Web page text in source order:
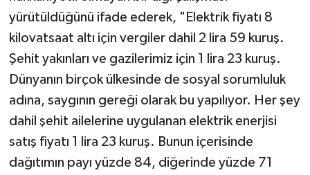
yürütüldüğünü ifade ederek, "Elektrik fiyatı 8
kilovatsaat altı için vergiler dahil 2 lira 59 kuruş.
Şehit yakınları ve gazilerimiz için 1 lira 23 kuruş.
Dünyanın birçok ülkesinde de sosyal sorumluluk
adına, saygının gereği olarak bu yapılıyor. Her şey
dahil şehit ailelerine uygulanan elektrik enerjisi
satış fiyatı 1 lira 23 kuruş. Bunun içerisinde
dağıtımın payı yüzde 84, diğerinde yüzde 71